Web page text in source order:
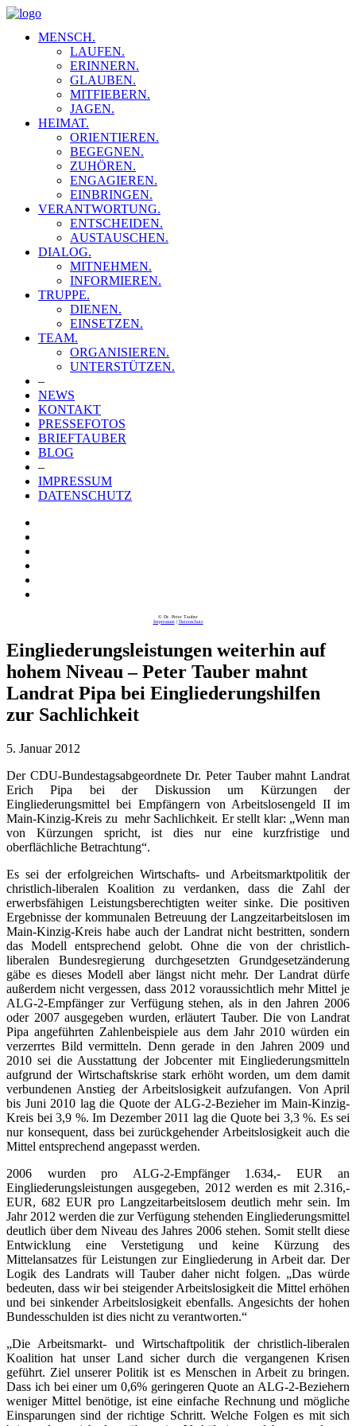
MENSCH.
LAUFEN.
ERINNERN.
GLAUBEN.
MITFIEBERN.
JAGEN.
HEIMAT.
ORIENTIEREN.
BEGEGNEN.
ZUHÖREN.
ENGAGIEREN.
EINBRINGEN.
VERANTWORTUNG.
ENTSCHEIDEN.
AUSTAUSCHEN.
DIALOG.
MITNEHMEN.
INFORMIEREN.
TRUPPE.
DIENEN.
EINSETZEN.
TEAM.
ORGANISIEREN.
UNTERSTÜTZEN.
–
NEWS
KONTAKT
PRESSEFOTOS
BRIEFTAUBER
BLOG
–
IMPRESSUM
DATENSCHUTZ
© Dr. Peter Tauber
Impressum| Datenschutz
Eingliederungsleistungen weiterhin auf
hohem Niveau – Peter Tauber mahnt
Landrat Pipa bei Eingliederungshilfen
zur Sachlichkeit
5. Januar 2012
Der CDU-Bundestagsabgeordnete Dr. Peter Tauber mahnt Landrat
Erich Pipa bei der Diskussion um Kürzungen der
Eingliederungsmittel bei Empfängern von Arbeitslosengeld II im
Main-Kinzig-Kreis zu mehr Sachlichkeit. Er stellt klar: „Wenn man
von Kürzungen spricht, ist dies nur eine kurzfristige und
oberflächliche Betrachtung“.
Es sei der erfolgreichen Wirtschafts- und Arbeitsmarktpolitik der
christlich-liberalen Koalition zu verdanken, dass die Zahl der
erwerbsfähigen Leistungsberechtigten weiter sinke. Die positiven
Ergebnisse der kommunalen Betreuung der Langzeitarbeitslosen im
Main-Kinzig-Kreis habe auch der Landrat nicht bestritten, sondern
das Modell entsprechend gelobt. Ohne die von der christlich-
liberalen Bundesregierung durchgesetzten Grundgesetzänderung
gäbe es dieses Modell aber längst nicht mehr. Der Landrat dürfe
außerdem nicht vergessen, dass 2012 voraussichtlich mehr Mittel je
ALG-2-Empfänger zur Verfügung stehen, als in den Jahren 2006
oder 2007 ausgegeben wurden, erläutert Tauber. Die von Landrat
Pipa angeführten Zahlenbeispiele aus dem Jahr 2010 würden ein
verzerrtes Bild vermitteln. Denn gerade in den Jahren 2009 und
2010 sei die Ausstattung der Jobcenter mit Eingliederungsmitteln
aufgrund der Wirtschaftskrise stark erhöht worden, um dem damit
verbundenen Anstieg der Arbeitslosigkeit aufzufangen. Von April
bis Juni 2010 lag die Quote der ALG-2-Bezieher im Main-Kinzig-
Kreis bei 3,9 %. Im Dezember 2011 lag die Quote bei 3,3 %. Es sei
nur konsequent, dass bei zurückgehender Arbeitslosigkeit auch die
Mittel entsprechend angepasst werden.
2006 wurden pro ALG-2-Empfänger 1.634,- EUR an
Eingliederungsleistungen ausgegeben, 2012 werden es mit 2.316,-
EUR, 682 EUR pro Langzeitarbeitslosem deutlich mehr sein. Im
Jahr 2012 werden die zur Verfügung stehenden Eingliederungsmittel
deutlich über dem Niveau des Jahres 2006 stehen. Somit stellt diese
Entwicklung eine Verstetigung und keine Kürzung des
Mittelansatzes für Leistungen zur Eingliederung in Arbeit dar. Der
Logik des Landrats will Tauber daher nicht folgen. „Das würde
bedeuten, dass wir bei steigender Arbeitslosigkeit die Mittel erhöhen
und bei sinkender Arbeitslosigkeit ebenfalls. Angesichts der hohen
Bundesschulden ist dies nicht zu verantworten.“
„Die Arbeitsmarkt- und Wirtschaftpolitik der christlich-liberalen
Koalition hat unser Land sicher durch die vergangenen Krisen
geführt. Ziel unserer Politik ist es Menschen in Arbeit zu bringen.
Dass ich bei einer um 0,6% geringeren Quote an ALG-2-Beziehern
weniger Mittel benötige, ist eine einfache Rechnung und mögliche
Einsparungen sind der richtige Schritt. Welche Folgen es mit sich